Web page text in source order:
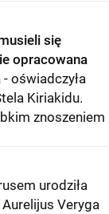
się
opracowana
- oświadczyła
Kiriakidu.
znoszeniem
urodziła
Veryga